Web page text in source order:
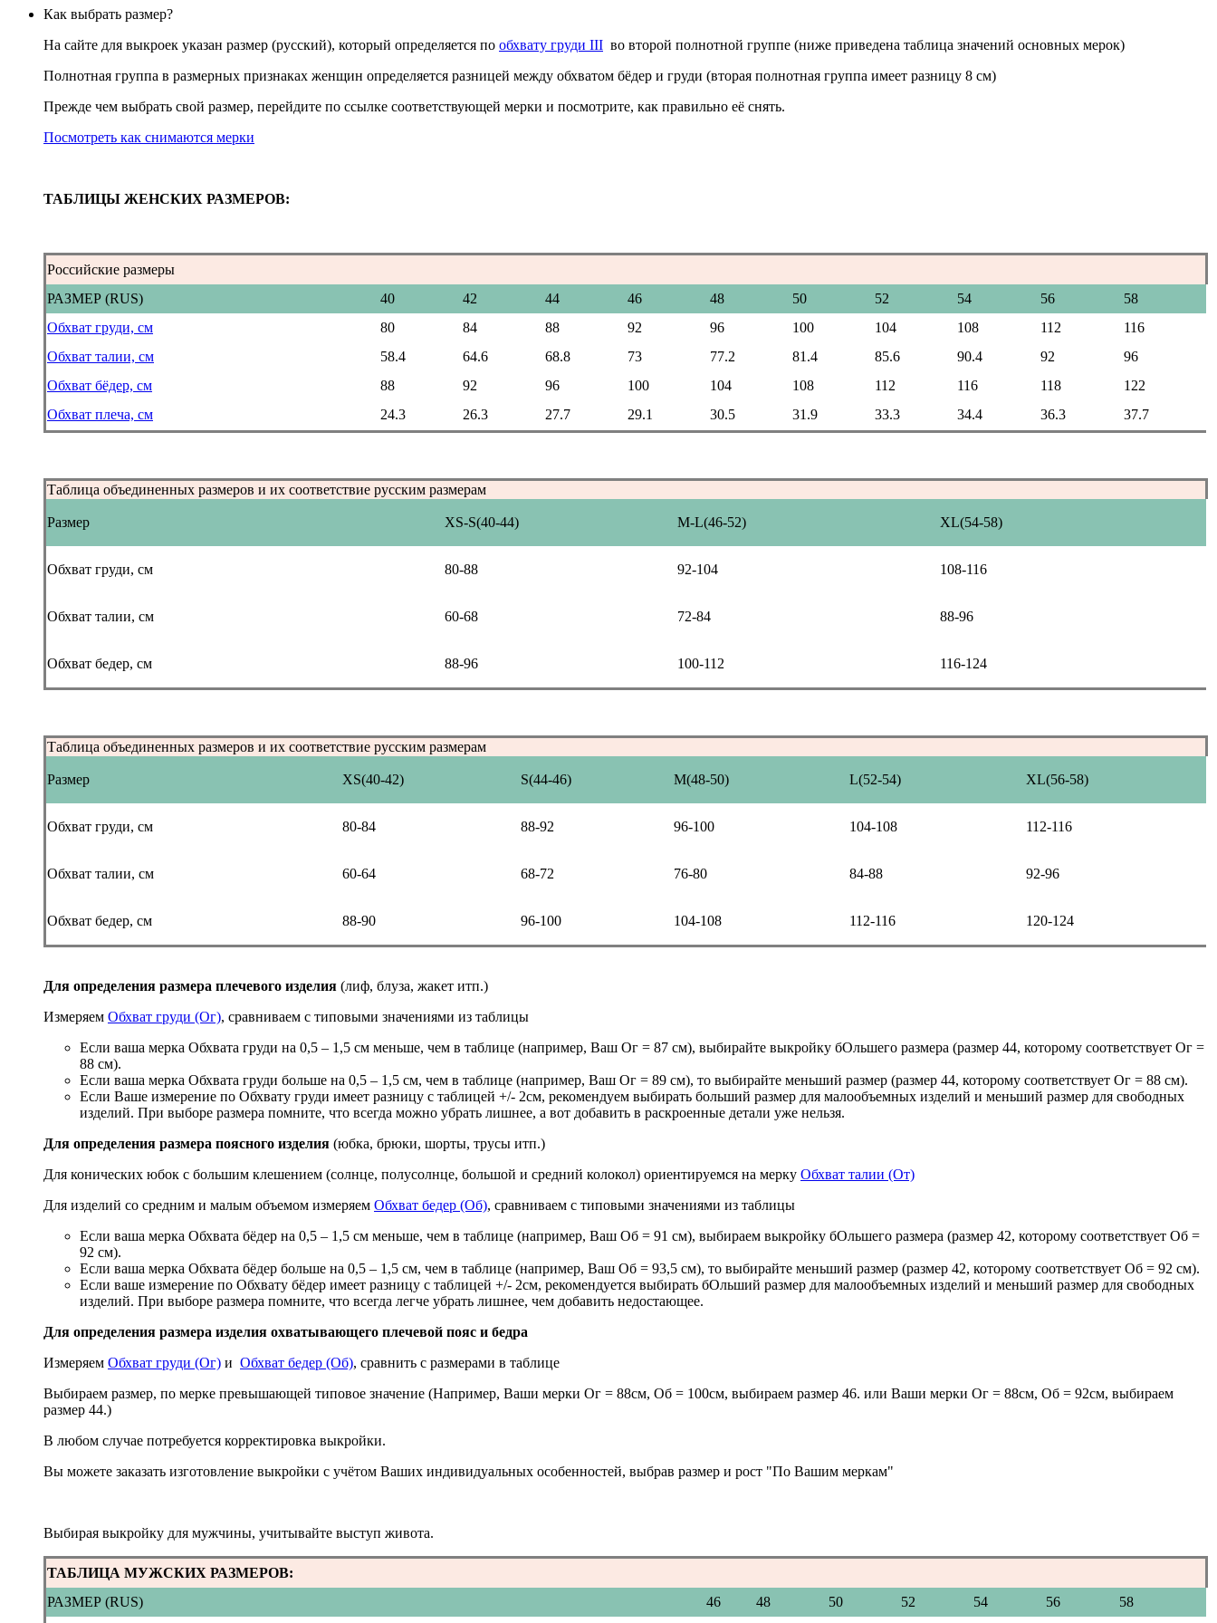
Как выбрать размер?
На сайте для выкроек указан размер (русский), который определяется по обхвату груди III во второй полнотной группе (ниже приведена таблица значений основных мерок)
Полнотная группа в размерных признаках женщин определяется разницей между обхватом бёдер и груди (вторая полнотная группа имеет разницу 8 см)
Прежде чем выбрать свой размер, перейдите по ссылке соответствующей мерки и посмотрите, как правильно её снять.
Посмотреть как снимаются мерки
ТАБЛИЦЫ ЖЕНСКИХ РАЗМЕРОВ:
Российские размеры
РАЗМЕР (RUS)
40 42 44 46 48 50 52 54 56
58
Обхват груди, см
80 84 88 92 96 100 104 108 112
116
Обхват талии, см
58.4 64.6 68.8 73 77.2 81.4 85.6 90.4 92
96
Обхват бёдер, см
88 92 96 100 104 108 112 116 118
122
Обхват плеча, см
24.3 26.3 27.7 29.1 30.5 31.9 33.3 34.4 36.3 37.7
Таблица объединенных размеров и их соответствие русским размерам
Размер XS-S(40-44) M-L(46-52) XL(54-58)
Обхват груди, см 80-88 92-104 108-116
Обхват талии, см 60-68 72-84 88-96
Обхват бедер, см 88-96 100-112 116-124
Таблица объединенных размеров и их соответствие русским размерам
Размер XS(40-42) S(44-46) M(48-50) L(52-54) XL(56-58)
Обхват груди, см 80-84 88-92 96-100 104-108 112-116
Обхват талии, см 60-64 68-72 76-80 84-88 92-96
Обхват бедер, см 88-90 96-100 104-108 112-116 120-124
Для определения размера плечевого изделия (лиф, блуза, жакет итп.)
Измеряем Обхват груди (Ог), сравниваем с типовыми значениями из таблицы
Если ваша мерка Обхвата груди на 0,5 – 1,5 см меньше, чем в таблице (например, Ваш Ог = 87 см), выбирайте выкройку бОльшего размера (размер 44, которому соответствует Ог =
88 см).
Если ваша мерка Обхвата груди больше на 0,5 – 1,5 см, чем в таблице (например, Ваш Ог = 89 см), то выбирайте меньший размер (размер 44, которому соответствует Ог = 88 см).
Если Ваше измерение по Обхвату груди имеет разницу с таблицей +/- 2см, рекомендуем выбирать больший размер для малообъемных изделий и меньший размер для свободных
изделий. При выборе размера помните, что всегда можно убрать лишнее, а вот добавить в раскроенные детали уже нельзя.
Для определения размера поясного изделия (юбка, брюки, шорты, трусы итп.)
Для конических юбок с большим клешением (солнце, полусолнце, большой и средний колокол) ориентируемся на мерку Обхват талии (От)
Для изделий со средним и малым объемом измеряем Обхват бедер (Об), сравниваем с типовыми значениями из таблицы
Если ваша мерка Обхвата бёдер на 0,5 – 1,5 см меньше, чем в таблице (например, Ваш Об = 91 см), выбираем выкройку бОльшего размера (размер 42, которому соответствует Об =
92 см).
Если ваша мерка Обхвата бёдер больше на 0,5 – 1,5 см, чем в таблице (например, Ваш Об = 93,5 см), то выбирайте меньший размер (размер 42, которому соответствует Об = 92 см).
Если ваше измерение по Обхвату бёдер имеет разницу с таблицей +/- 2см, рекомендуется выбирать бОльший размер для малообъемных изделий и меньший размер для свободных
изделий. При выборе размера помните, что всегда легче убрать лишнее, чем добавить недостающее.
Для определения размера изделия охватывающего плечевой пояс и бедра
Измеряем Обхват груди (Ог) и Обхват бедер (Об), сравнить с размерами в таблице
Выбираем размер, по мерке превышающей типовое значение (Например, Ваши мерки Ог = 88см, Об = 100см, выбираем размер 46. или Ваши мерки Ог = 88см, Об = 92см, выбираем
размер 44.)
В любом случае потребуется корректировка выкройки.
Вы можете заказать изготовление выкройки с учётом Ваших индивидуальных особенностей, выбрав размер и рост "По Вашим меркам"
Выбирая выкройку для мужчины, учитывайте выступ живота.
ТАБЛИЦА МУЖСКИХ РАЗМЕРОВ:
РАЗМЕР (RUS)
46 48 50 52 54 56
58